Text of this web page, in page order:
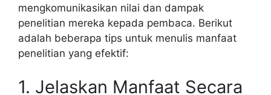
mengkomunikasikan nilai dan dampak
penelitian mereka kepada pembaca. Berikut
adalah beberapa tips untuk menulis manfaat
penelitian yang efektif:
1. Jelaskan Manfaat Secara